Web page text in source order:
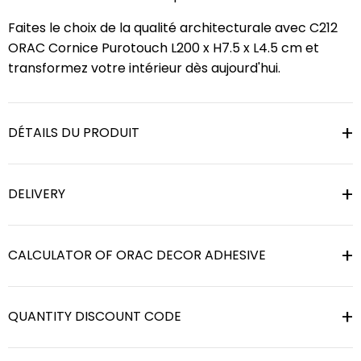
Faites le choix de la qualité architecturale avec C212
ORAC Cornice Purotouch L200 x H7.5 x L4.5 cm et
transformez votre intérieur dès aujourd'hui.
DÉTAILS DU PRODUIT
DELIVERY
CALCULATOR OF ORAC DECOR ADHESIVE
QUANTITY DISCOUNT CODE